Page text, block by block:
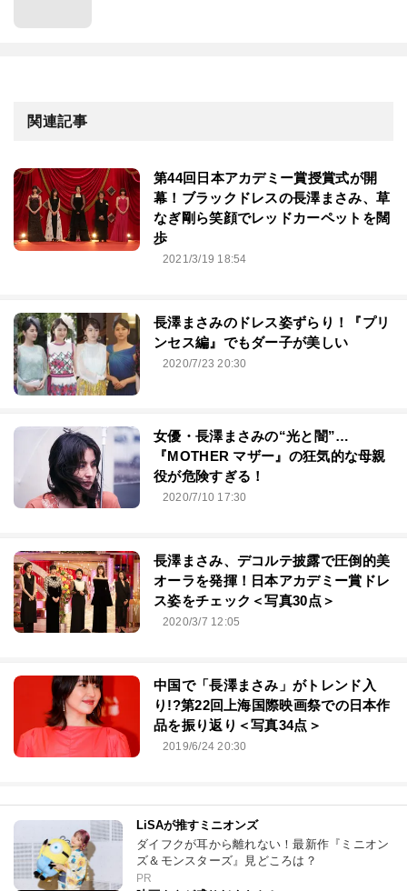
関連記事
第44回⽇本アカデミー賞授賞式が開
幕！ブラックドレスの長澤まさみ、草
なぎ剛ら笑顔でレッドカーペットを闊
歩
2021/3/19 18:54
長澤まさみのドレス姿ずらり！『プリ
ンセス編』でもダー子が美しい
2020/7/23 20:30
女優・長澤まさみの“光と闇”…
『MOTHER マザー』の狂気的な母親
役が危険すぎる！
2020/7/10 17:30
長澤まさみ、デコルテ披露で圧倒的美
オーラを発揮！日本アカデミー賞ドレ
ス姿をチェック＜写真30点＞
2020/3/7 12:05
中国で「長澤まさみ」がトレンド入
り!?第22回上海国際映画祭での日本作
品を振り返り＜写真34点＞
2019/6/24 20:30
LiSAが推すミニオンズ
ダイフクが耳から離れない！最新作『ミニオン
ズ＆モンスターズ』見どころは？
PR